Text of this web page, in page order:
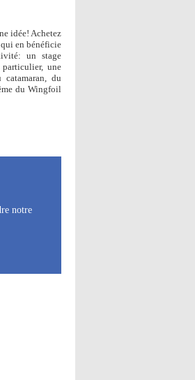
idée! Achetez
en bénéficie
un stage
une
du
du Wingfoil
notre